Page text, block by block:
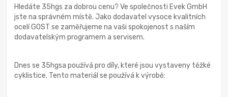
Hledáte 35hgs za dobrou cenu? Ve společnosti Evek GmbH
jste na správném místě. Jako dodavatel vysoce kvalitních
ocelí GOST se zaměřujeme na vaši spokojenost s naším
dodavatelským programem a servisem.
Dnes se 35hgsa používá pro díly, které jsou vystaveny těžké
cyklistice. Tento materiál se používá k výrobě: